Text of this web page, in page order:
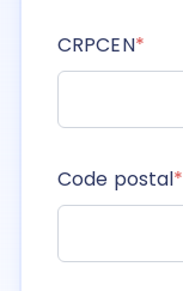
CRPCEN*
Code postal*